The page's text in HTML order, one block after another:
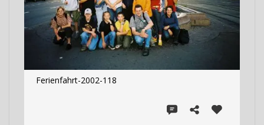
Ferienfahrt-2002-118